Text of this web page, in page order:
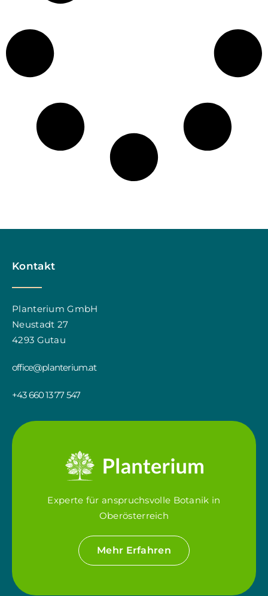
Kontakt
Planterium GmbH
Neustadt 27
4293 Gutau
office@planterium.at
+43 660 13 77 547
Experte für anspruchsvolle Botanik in
Oberösterreich
Mehr Erfahren